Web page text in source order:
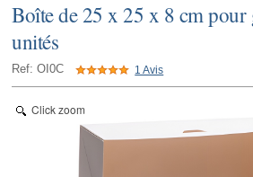
Boîte de 25 x 25 x 8 cm pour
unités
Ref: OI0C 1 Avis
Click zoom